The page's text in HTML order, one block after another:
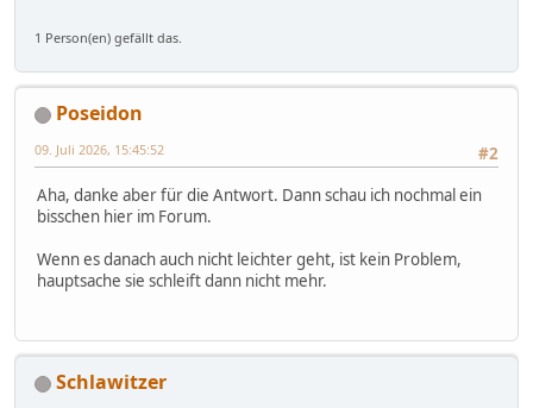
1 Person(en) gefällt das.
Poseidon
#2
09. Juli 2026, 15:45:52
Aha, danke aber für die Antwort. Dann schau ich nochmal ein
bisschen hier im Forum.
Wenn es danach auch nicht leichter geht, ist kein Problem,
hauptsache sie schleift dann nicht mehr.
Schlawitzer